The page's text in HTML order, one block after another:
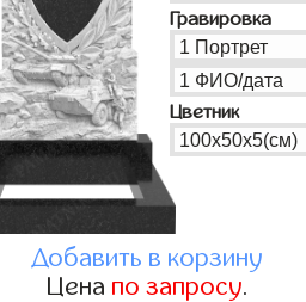
Гравировка
Цветник
Добавить в корзину
Цена по запросу.